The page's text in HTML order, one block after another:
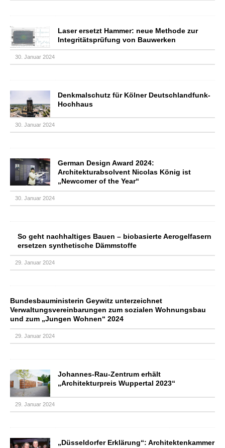
Laser ersetzt Hammer: neue Methode zur
Integritäts­prüfung von Bauwerken
30. Januar 2024
Denkmalschutz für Kölner Deutschlandfunk-
Hochhaus
30. Januar 2024
German Design Award 2024:
Architekturabsolvent Nicolas König ist
„Newcomer of the Year“
30. Januar 2024
So geht nachhaltiges Bauen – biobasierte Aerogelfasern
ersetzen synthetische Dämmstoffe
29. Januar 2024
Bundesbauministerin Geywitz unterzeichnet
Verwaltungsvereinbarungen zum sozialen Wohnungsbau
und zum „Jungen Wohnen“ 2024
29. Januar 2024
Johannes-Rau-Zentrum erhält
„Architekturpreis Wuppertal 2023“
29. Januar 2024
„Düsseldorfer Erklärung“: Architektenkammer